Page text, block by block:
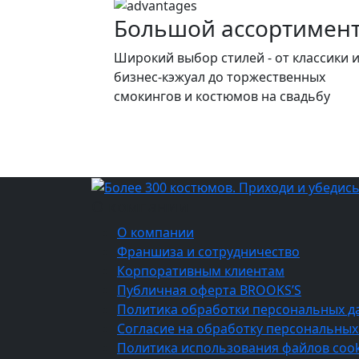
Большой
Широкий выбор стилей - от классики и
бизнес-кэжуал до торжественных
смокингов и костюмов на свадьбу
О компании
Франшиза и сотрудничество
Корпоративным клиентам
Публичная оферта BROOKS’S
Политика обработки персональных
Согласие на обработку
Политика использования файлов